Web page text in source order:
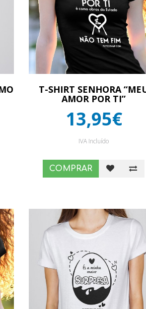
T-SHIRT SENHORA
AMOR POR TI”
13,95€
IVA Incluído
COMPRAR